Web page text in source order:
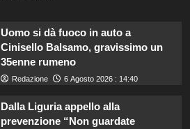
Uomo si dà fuoco in auto a
Cinisello Balsamo, gravissimo un
35enne rumeno
Redazione 6 Agosto 2026 : 14:40
Dalla Liguria appello alla
prevenzione “Non guardate